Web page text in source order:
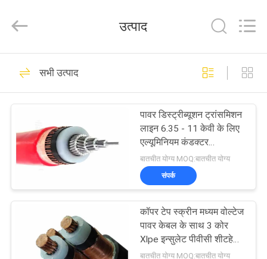
उत्पाद
वीडियो
दिखाएँ
Cable
(Group)
All
Reserved.
पावर केबल XLPE अछूता
306
बख्तरबंद विद्युत केबल
244
उत्पाद
सभी उत्पाद
पावर डिस्ट्रीब्यूशन ट्रांसमिशन
लाइन 6.35 - 11 केवी के लिए
एल्यूमिनियम कंडक्टर
एक्सएलपीई इन्सुलेट पावर केबल
बातचीत योग्य MOQ:बातचीत योग्य
संपर्क
कॉपर टेप स्क्रीन मध्यम वोल्टेज
पावर केबल के साथ 3 कोर
Xlpe इन्सुलेट पीवीसी शीटहेड
केबल
बातचीत योग्य MOQ:बातचीत योग्य